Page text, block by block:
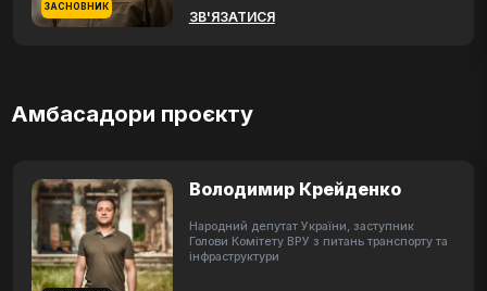
ЗАСНОВНИК
ЗВ'ЯЗАТИСЯ
Амбасадори проєкту
Володимир Крейденко
Народний депутат України, заступник
Голови Комітету ВРУ з питань транспорту та
інфраструктури